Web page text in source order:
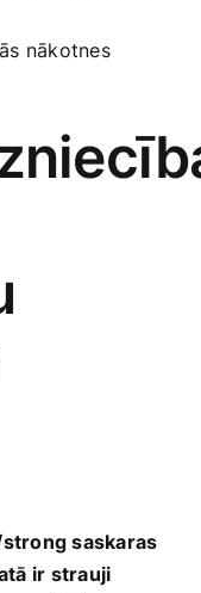
nākotnes
saskaras
ir strauji